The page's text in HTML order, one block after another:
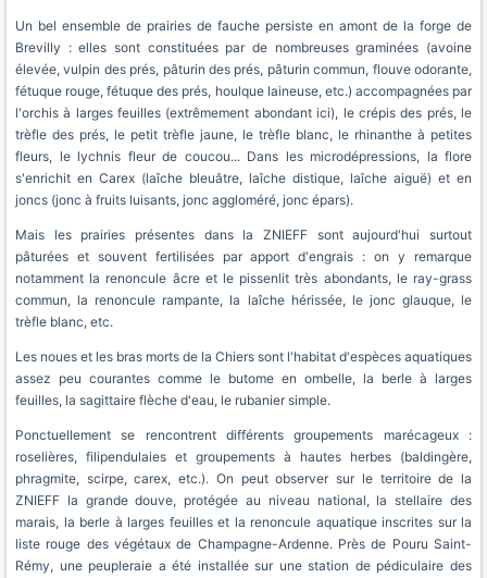
Un bel ensemble de prairies de fauche persiste en amont de la forge de
Brevilly : elles sont constituées par de nombreuses graminées (avoine
élevée, vulpin des prés, pâturin des prés, pâturin commun, flouve odorante,
fétuque rouge, fétuque des prés, houlque laineuse, etc.) accompagnées par
l'orchis à larges feuilles (extrêmement abondant ici), le crépis des prés, le
trèfle des prés, le petit trèfle jaune, le trèfle blanc, le rhinanthe à petites
fleurs, le lychnis fleur de coucou... Dans les microdépressions, la flore
s'enrichit en Carex (laîche bleuâtre, laîche distique, laîche aiguë) et en
joncs (jonc à fruits luisants, jonc aggloméré, jonc épars).
Mais les prairies présentes dans la ZNIEFF sont aujourd'hui surtout
pâturées et souvent fertilisées par apport d'engrais : on y remarque
notamment la renoncule âcre et le pissenlit très abondants, le ray-grass
commun, la renoncule rampante, la laîche hérissée, le jonc glauque, le
trèfle blanc, etc.
Les noues et les bras morts de la Chiers sont l'habitat d'espèces aquatiques
assez peu courantes comme le butome en ombelle, la berle à larges
feuilles, la sagittaire flèche d'eau, le rubanier simple.
Ponctuellement se rencontrent différents groupements marécageux :
roselières, filipendulaies et groupements à hautes herbes (baldingère,
phragmite, scirpe, carex, etc.). On peut observer sur le territoire de la
ZNIEFF la grande douve, protégée au niveau national, la stellaire des
marais, la berle à larges feuilles et la renoncule aquatique inscrites sur la
liste rouge des végétaux de Champagne-Ardenne. Près de Pouru Saint-
Rémy, une peupleraie a été installée sur une station de pédiculaire des